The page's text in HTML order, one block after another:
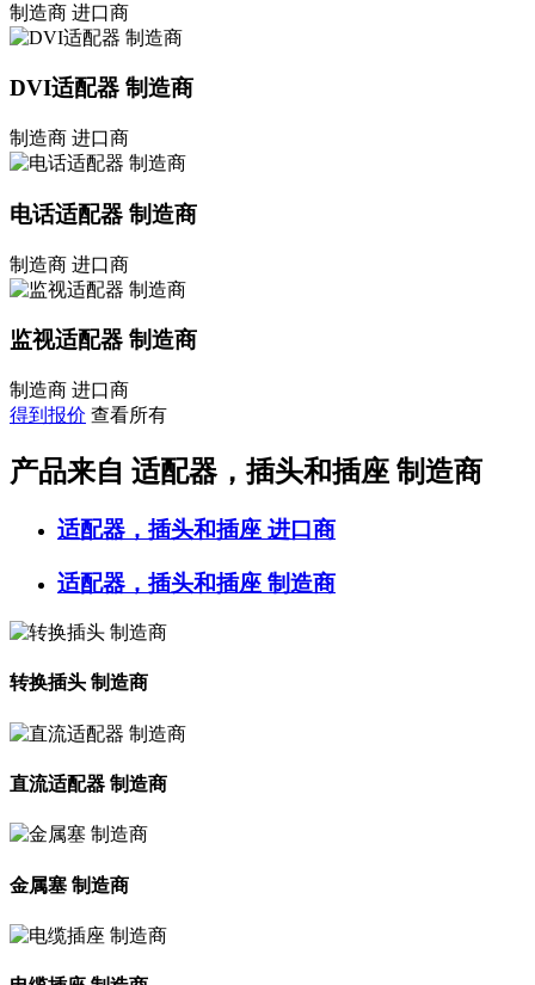
制造商 进口商
DVI适配器 制造商
制造商 进口商
电话适配器 制造商
制造商 进口商
监视适配器 制造商
制造商 进口商
得到报价 查看所有
产品来自 适配器，插头和插座 制造商
适配器，插头和插座 进口商
适配器，插头和插座 制造商
转换插头 制造商
直流适配器 制造商
金属塞 制造商